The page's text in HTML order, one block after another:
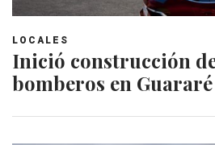
LOCALES
Inició construcción
bomberos en Guararé